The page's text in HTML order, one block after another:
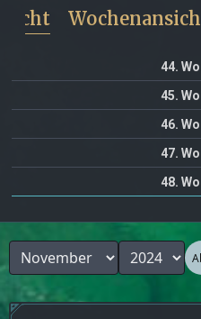
44.
45.
46.
47.
48.